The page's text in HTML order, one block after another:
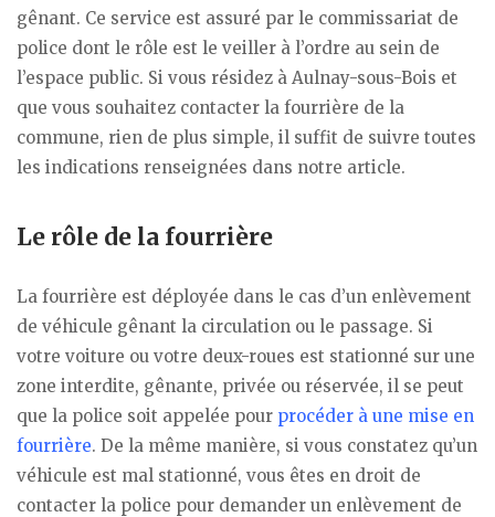
gênant. Ce service est assuré par le commissariat de
police dont le rôle est le veiller à l’ordre au sein de
l’espace public. Si vous résidez à Aulnay-sous-Bois et
que vous souhaitez contacter la fourrière de la
commune, rien de plus simple, il suffit de suivre toutes
les indications renseignées dans notre article.
Le rôle de la fourrière
La fourrière est déployée dans le cas d’un enlèvement
de véhicule gênant la circulation ou le passage. Si
votre voiture ou votre deux-roues est stationné sur une
zone interdite, gênante, privée ou réservée, il se peut
que la police soit appelée pour procéder à une mise en
fourrière. De la même manière, si vous constatez qu’un
véhicule est mal stationné, vous êtes en droit de
contacter la police pour demander un enlèvement de